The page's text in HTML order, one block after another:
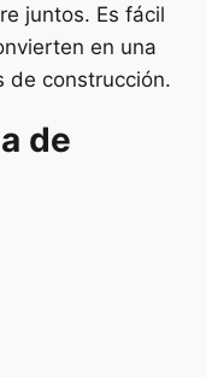
juntos. Es fácil
en una
de construcción.
de